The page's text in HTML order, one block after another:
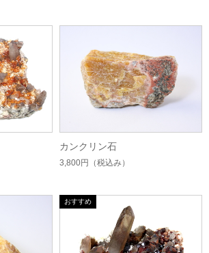
カンクリン石
3,800円 （税込み）